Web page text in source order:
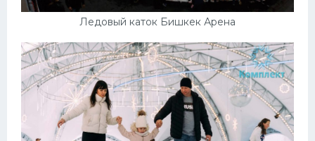
Ледовый каток Бишкек Арена